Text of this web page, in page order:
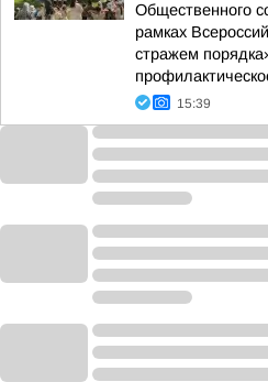
Общественного
рамках
стражем
15:39